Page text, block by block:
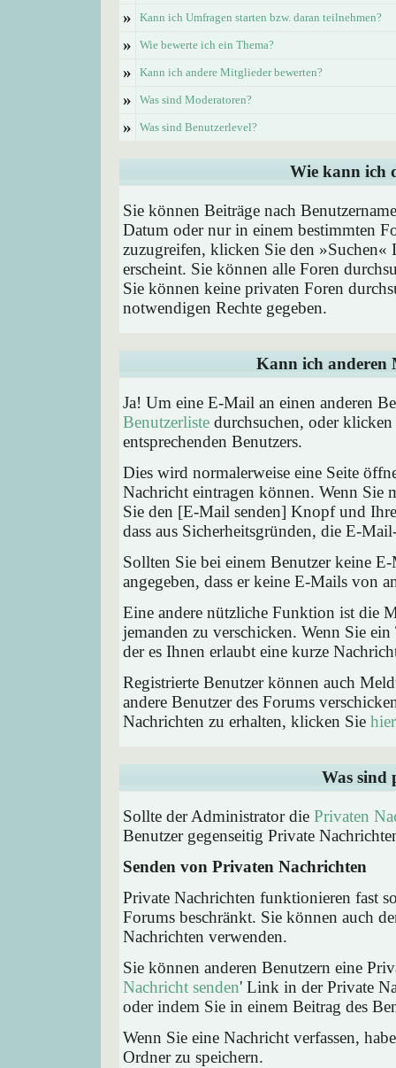
» Kann ich Umfragen starten bzw. daran teilnehmen?
» Wie bewerte ich ein Thema?
» Kann ich andere Mitglieder bewerten?
» Was sind Moderatoren?
» Was sind Benutzerlevel?
Wie kann ich
Sie können Beiträge nach
Datum oder nur in einem bestimmten
zuzugreifen, klicken Sie den »Suchen«
erscheint. Sie können alle Foren
Sie können keine privaten Foren
notwendigen Rechte gegeben.
Kann ich anderen
Ja! Um eine E-Mail an einen anderen
Benutzerliste durchsuchen, oder
entsprechenden Benutzers.
Dies wird normalerweise eine Seite
Nachricht eintragen können. Wenn
Sie den [E-Mail senden] Knopf und
dass aus Sicherheitsgründen, die E-
Sollten Sie bei einem Benutzer keine
angegeben, dass er keine E-Mails von
Eine andere nützliche Funktion ist die
jemanden zu verschicken. Wenn Sie
der es Ihnen erlaubt eine kurze
Registrierte Benutzer können auch
andere Benutzer des Forums
Nachrichten zu erhalten, klicken Sie hier
Was sind
Sollte der Administrator die Privaten
Benutzer gegenseitig Private
Senden von Privaten Nachrichten
Private Nachrichten funktionieren fast
Forums beschränkt. Sie können auch
Nachrichten verwenden.
Sie können anderen Benutzern eine
Nachricht senden' Link in der Private
oder indem Sie in einem Beitrag des
Wenn Sie eine Nachricht verfassen,
Ordner zu speichern.